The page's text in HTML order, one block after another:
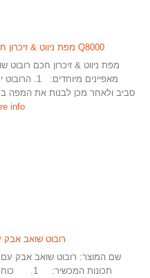
WiFi APP, D2 מפת ניווט & זיכרון חכם רובוט שואב אבק Q8000
סביב ולאחר מכן לבנות את המפה
info
רובוט שואב